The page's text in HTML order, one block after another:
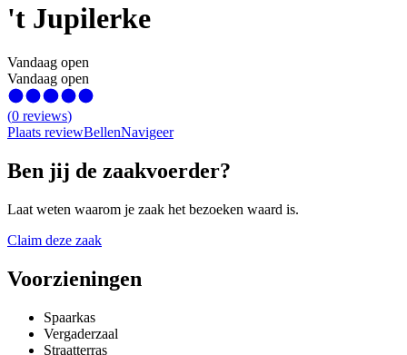
't Jupilerke
Vandaag open
Vandaag open
(0 reviews)
Plaats reviewBellenNavigeer
Ben jij de zaakvoerder?
Laat weten waarom je zaak het bezoeken waard is.
Claim deze zaak
Voorzieningen
Spaarkas
Vergaderzaal
Straatterras